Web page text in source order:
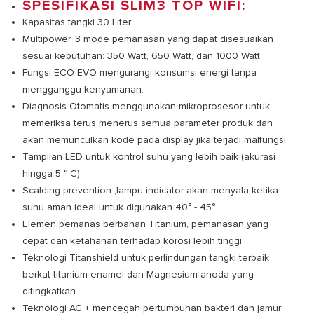
SPESIFIKASI SLIM3 TOP WIFI:
Kapasitas tangki 30 Liter
Multipower, 3 mode pemanasan yang dapat disesuaikan
sesuai kebutuhan: 350 Watt, 650 Watt, dan 1000 Watt
Fungsi ECO EVO mengurangi konsumsi energi tanpa
mengganggu kenyamanan.
Diagnosis Otomatis menggunakan mikroprosesor untuk
memeriksa terus menerus semua parameter produk dan
akan memunculkan kode pada display jika terjadi malfungsi
Tampilan LED untuk kontrol suhu yang lebih baik (akurasi
hingga 5 ° C)
Scalding prevention ,lampu indicator akan menyala ketika
suhu aman ideal untuk digunakan 40° - 45°
Elemen pemanas berbahan Titanium, pemanasan yang
cepat dan ketahanan terhadap korosi lebih tinggi
Teknologi Titanshield untuk perlindungan tangki terbaik
berkat titanium enamel dan Magnesium anoda yang
ditingkatkan
Teknologi AG + mencegah pertumbuhan bakteri dan jamur